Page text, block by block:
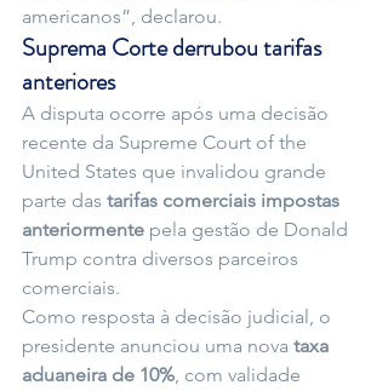
americanos”, declarou.
Suprema Corte derrubou tarifas
anteriores
A disputa ocorre após uma decisão
recente da Supreme Court of the
United States que invalidou grande
parte das tarifas comerciais impostas
anteriormente pela gestão de Donald
Trump contra diversos parceiros
comerciais.
Como resposta à decisão judicial, o
presidente anunciou uma nova taxa
aduaneira de 10%, com validade